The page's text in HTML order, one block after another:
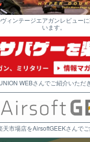
ィンテージエアガンレビュー
います。
WEBさんでご紹介いただ
天市場店をAirsoftGEEKさんで